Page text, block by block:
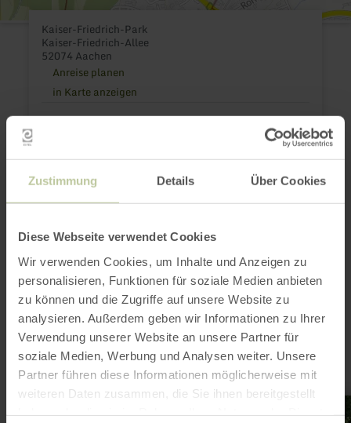
Zustimmung Details Über Cookies
Diese Webseite verwendet Cookies
Wir verwenden Cookies, um Inhalte und Anzeigen zu
personalisieren, Funktionen für soziale Medien anbieten
zu können und die Zugriffe auf unsere Website zu
analysieren. Außerdem geben wir Informationen zu Ihrer
Verwendung unserer Website an unsere Partner für
soziale Medien, Werbung und Analysen weiter. Unsere
Partner führen diese Informationen möglicherweise mit
weiteren Daten zusammen, die Sie ihnen bereitgestellt
Kaiser-Friedrich-Park
Kaiser-Friedrich-Allee
52074 Aachen
Anreise planen
in Karte anzeigen
Webseite
Das könnte auch
noch interessant
sein
erfahren